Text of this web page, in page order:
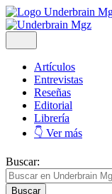
Artículos
Entrevistas
Reseñas
Editorial
Librería
👇 Ver más
Buscar: